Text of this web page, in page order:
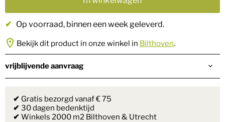
✔ Op voorraad, binnen een week geleverd.
Bekijk dit product in onze winkel in Bilthoven.
vrijblijvende aanvraag
✔ Gratis bezorgd vanaf € 75
✔ 30 dagen bedenktijd
✔ Winkels 2000 m2 Bilthoven & Utrecht